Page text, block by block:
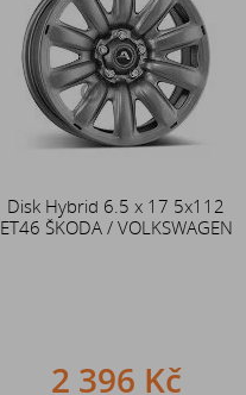
Disk Hybrid 6.5 x 17 5x112
ET46 ŠKODA / VOLKSWAGEN
2 396 Kč